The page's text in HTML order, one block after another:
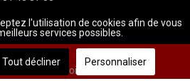
Air - Tous droits réservés
l'utilisation de cookies afin de vous
services possibles.
Tout décliner Personnaliser